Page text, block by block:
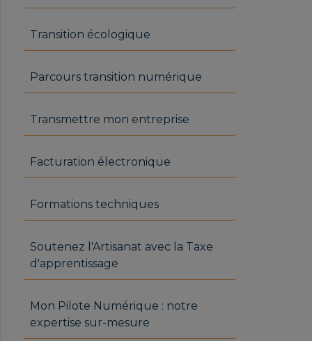
Transition écologique
Parcours transition numérique
Transmettre mon entreprise
Facturation électronique
Formations techniques
Soutenez l'Artisanat avec la Taxe
d'apprentissage
Mon Pilote Numérique : notre
expertise sur-mesure